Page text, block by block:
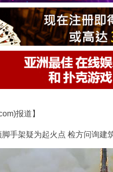
报道】
架疑为起火点 检方问询建